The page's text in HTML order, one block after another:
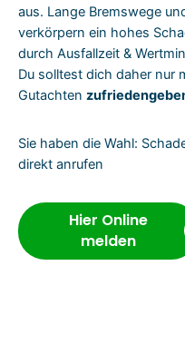
aus. Lange Bremswege
verkörpern ein hohes
durch Ausfallzeit &
Du solltest dich daher nur
Gutachten
Sie haben die Wahl:
direkt anrufen
Hier Online
melden